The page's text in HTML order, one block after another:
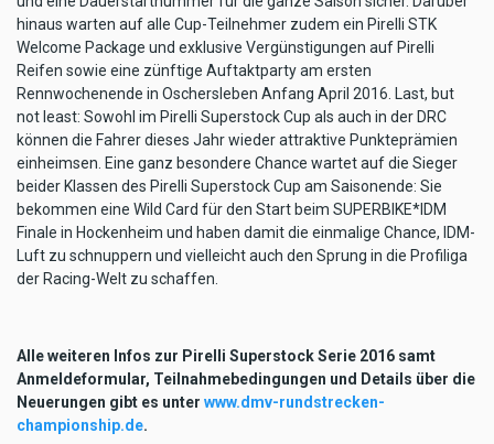
hinaus warten auf alle Cup-Teilnehmer zudem ein Pirelli STK
Welcome Package und exklusive Vergünstigungen auf Pirelli
Reifen sowie eine zünftige Auftaktparty am ersten
Rennwochenende in Oschersleben Anfang April 2016. Last, but
not least: Sowohl im Pirelli Superstock Cup als auch in der DRC
können die Fahrer dieses Jahr wieder attraktive Punkteprämien
einheimsen. Eine ganz besondere Chance wartet auf die Sieger
beider Klassen des Pirelli Superstock Cup am Saisonende: Sie
bekommen eine Wild Card für den Start beim SUPERBIKE*IDM
Finale in Hockenheim und haben damit die einmalige Chance, IDM-
Luft zu schnuppern und vielleicht auch den Sprung in die Profiliga
der Racing-Welt zu schaffen.
Alle weiteren Infos zur Pirelli Superstock Serie 2016 samt
Anmeldeformular, Teilnahmebedingungen und Details über die
Neuerungen gibt es unter www.dmv-rundstrecken-
championship.de.